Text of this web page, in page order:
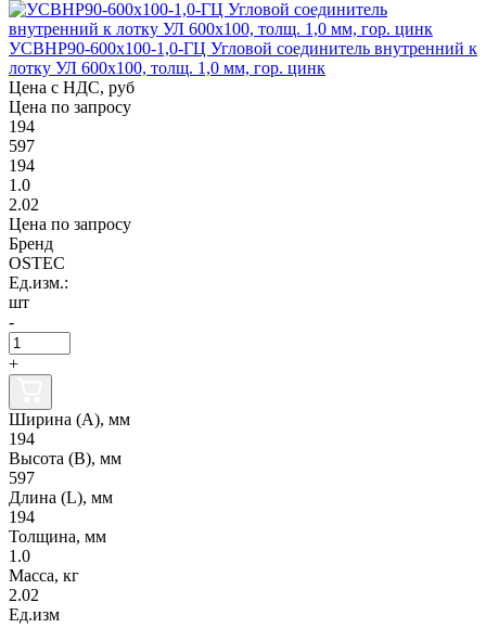
УСВНР90-600х100-1,0-ГЦ Угловой соединитель внутренний к
лотку УЛ 600х100, толщ. 1,0 мм, гор. цинк
Цена с НДС, руб
Цена по запросу
194
597
194
1.0
2.02
Цена по запросу
Бренд
OSTEC
Ед.изм.:
шт
-
+
Ширина (А), мм
194
Высота (В), мм
597
Длина (L), мм
194
Толщина, мм
1.0
Масса, кг
2.02
Ед.изм